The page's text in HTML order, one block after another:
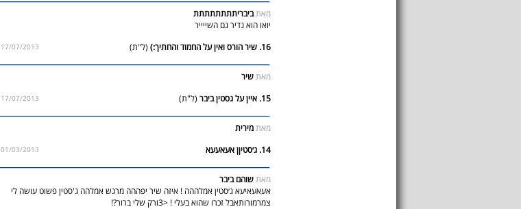
מאתביבריתתתתתתתת
יואו הוא נדיר גם השייייר
16. שיר הורס ואין על החמוד והחתיך:)
(ל"ת) 17/07/2013 - 15:23
מאתשיר
15. איין על גסטין ביבר
(ל"ת) 17/07/2013 - 15:16
מאתמירית
14. ג׳סטיןן אעאעעא
01/03/2013 - 14:05
מאתשוהם ביבר
אעאעאיעא ג׳סטין אמלההה ! איזה שיר יפההה מרגש אמלהה ג'סטין פשוט עושה לי
צמרמורותאבל זכרו שהוא בעלי ! <3ורק שלי ברור?!